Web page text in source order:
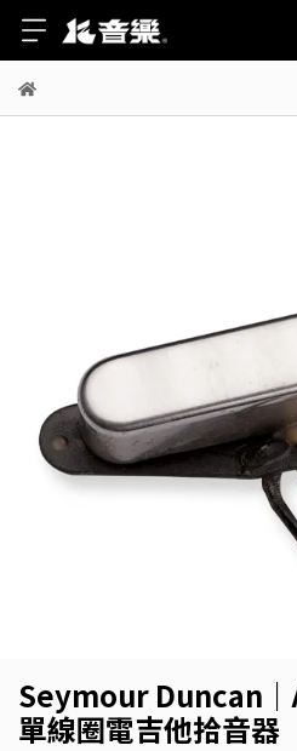
Seymour Duncan
單線圈電吉他拾音器